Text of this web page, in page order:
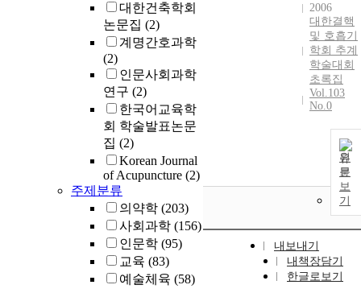
대한건축학회
논문집 (2)
계명간호과학
(2)
인문사회과학
연구 (2)
한국어교육학
회 학술발표논문
집 (2)
Korean Journal
of Acupuncture (2)
주제분류
의약학 (203)
사회과학 (156)
인문학 (95)
교육 (83)
예술체육 (58)
2006
대한결핵
및 호흡기
학회 추계
학술대회
초록집
Vol.103
No.0
원
문
보
기
내보내기
내책장담기
한글로보기